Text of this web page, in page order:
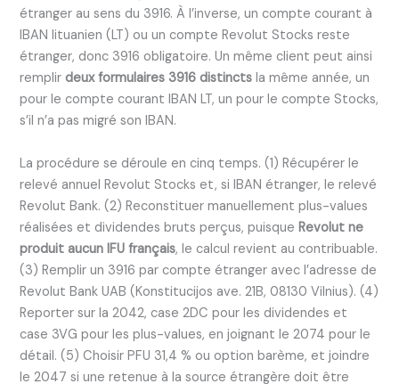
étranger au sens du 3916. À l’inverse, un compte courant à
IBAN lituanien (LT) ou un compte Revolut Stocks reste
étranger, donc 3916 obligatoire. Un même client peut ainsi
remplirdeux formulaires 3916 distincts la même année, un
pour le compte courant IBAN LT, un pour le compte Stocks,
s’il n’a pas migré son IBAN.
La procédure se déroule en cinq temps. (1) Récupérer le
relevé annuel Revolut Stocks et, si IBAN étranger, le relevé
Revolut Bank. (2) Reconstituer manuellement plus-values
réalisées et dividendes bruts perçus, puisque Revolut ne
produit aucun IFU français, le calcul revient au contribuable.
(3) Remplir un 3916 par compte étranger avec l’adresse de
Revolut Bank UAB (Konstitucijos ave. 21B, 08130 Vilnius). (4)
Reporter sur la 2042, case 2DC pour les dividendes et
case 3VG pour les plus-values, en joignant le 2074 pour le
détail. (5) Choisir PFU 31,4 % ou option barème, et joindre
le 2047 si une retenue à la source étrangère doit être